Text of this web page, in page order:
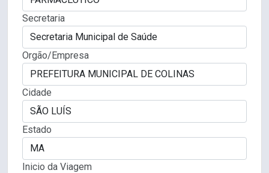
Secretaria
Orgão/Empresa
Cidade
Estado
Inicio da Viagem